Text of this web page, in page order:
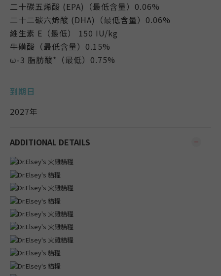
二十碳五烯酸 (EPA)（最低含量）0.06%
二十二碳六烯酸 (DHA)（最低含量）0.06%
維生素 E（最低） 150 IU/kg
牛磺酸（最低含量）0.15%
ω-3 脂肪酸*（最低）0.75%
到期日
2027年
ADDITIONAL DETAILS